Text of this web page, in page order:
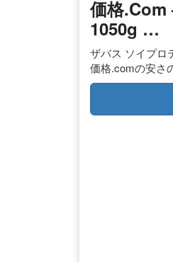
価格.com
1050g …
ザバス ソイプロ
価格.comの安さ